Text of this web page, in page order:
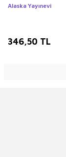
Alaska Yayınevi
346,50 TL